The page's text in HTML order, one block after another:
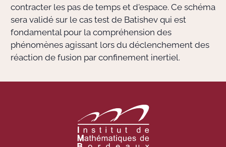
contracter les pas de temps et d'espace. Ce schéma
sera validé sur le cas test de Batishev qui est
fondamental pour la compréhension des
phénomènes agissant lors du déclenchement des
réaction de fusion par confinement inertiel.